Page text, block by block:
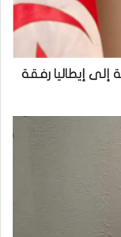
إلى إيطاليا رفقة